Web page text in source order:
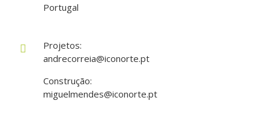
Portugal

Projetos:
andrecorreia@iconorte.pt
Construção:
miguelmendes@iconorte.pt